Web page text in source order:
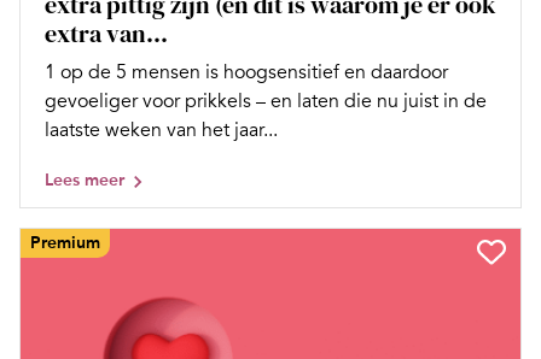
extra van...
1 op de 5 mensen is hoogsensitief en daardoor
gevoeliger voor prikkels – en laten die nu juist in de
laatste weken van het jaar...
Lees meer
Premium